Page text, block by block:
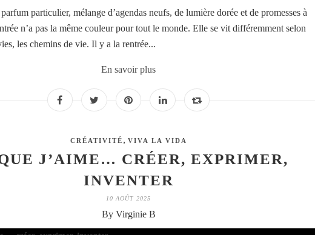
particulier, mélange d’agendas neufs, de lumière dorée et de promesses à
n’a pas la même couleur pour tout le monde. Elle se vit différemment selon
les chemins de vie. Il y a la rentrée...
En savoir plus
CRÉATIVITÉ , VIVA LA VIDA
J’AIME… CRÉER, EXPRIMER,
INVENTER
10 AOÛT 2025
By Virginie B